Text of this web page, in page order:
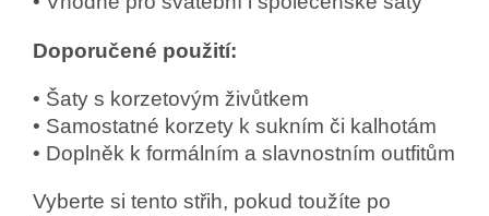
Doporučené použití:
• Šaty s korzetovým živůtkem
• Samostatné korzety k sukním či kalhotám
• Doplněk k formálním a slavnostním outfitům
Vyberte si tento střih, pokud toužíte po